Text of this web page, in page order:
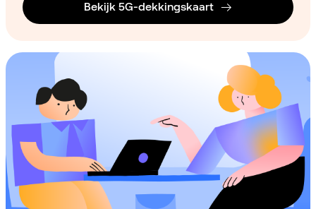
Bekijk 5G-dekkingskaart